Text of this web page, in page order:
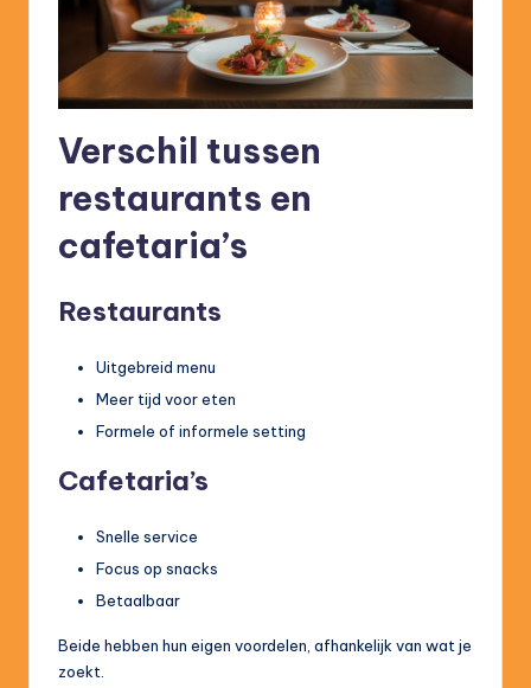
Verschil tussen
restaurants en
cafetaria’s
Restaurants
Uitgebreid menu
Meer tijd voor eten
Formele of informele setting
Cafetaria’s
Snelle service
Focus op snacks
Betaalbaar
Beide hebben hun eigen voordelen, afhankelijk van wat je
zoekt.